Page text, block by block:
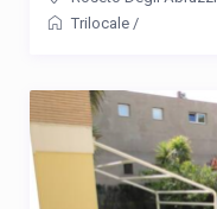
Trilocale /